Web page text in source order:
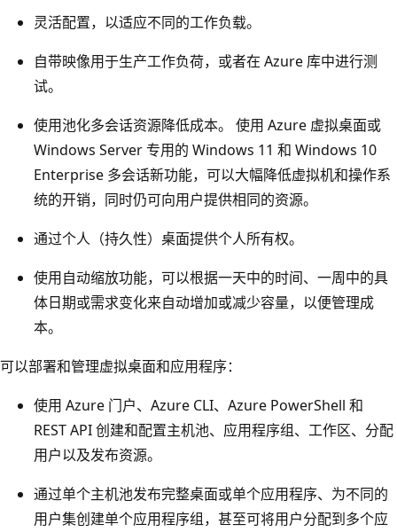
灵活配置，以适应不同的工作负载。
自带映像用于生产工作负荷，或者在 Azure 库中进行测
试。
使用池化多会话资源降低成本。 使用 Azure 虚拟桌面或
Windows Server 专用的 Windows 11 和 Windows 10
Enterprise 多会话新功能，可以大幅降低虚拟机和操作系
统的开销，同时仍可向用户提供相同的资源。
通过个人（持久性）桌面提供个人所有权。
使用自动缩放功能，可以根据一天中的时间、一周中的具
体日期或需求变化来自动增加或减少容量，以便管理成
本。
可以部署和管理虚拟桌面和应用程序：
使用 Azure 门户、Azure CLI、Azure PowerShell 和
REST API 创建和配置主机池、应用程序组、工作区、分配
用户以及发布资源。
通过单个主机池发布完整桌面或单个应用程序、为不同的
用户集创建单个应用程序组，甚至可将用户分配到多个应